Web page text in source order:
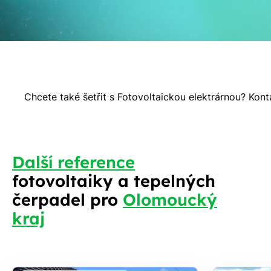
Chcete také šetřit s Fotovoltaickou elektrárnou?
Další reference
fotovoltaiky a tepelných
čerpadel pro Olomoucký
kraj